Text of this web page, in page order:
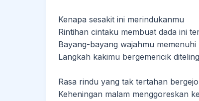
Kenapa sesakit ini merindukanmu
Rintihan cintaku membuat dada ini
Bayang-bayang wajahmu memenuhi
Langkah kakimu bergemericik
Rasa rindu yang tak tertahan
Keheningan malam menggoreskan